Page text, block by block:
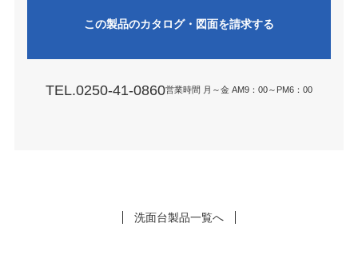
この製品のカタログ・図面を請求する
TEL.0250-41-0860営業時間 月～金 AM9：00～PM6：00
洗面台製品一覧へ